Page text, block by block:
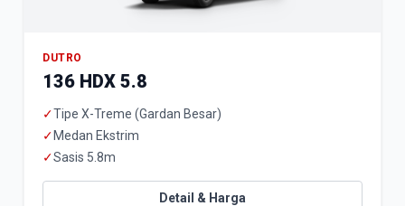
DUTRO
136 HDX 5.8
✓Tipe X-Treme (Gardan Besar)
✓ Medan Ekstrim
✓Sasis 5.8m
Detail & Harga